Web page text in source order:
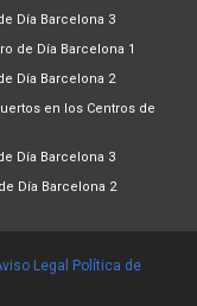
Día Barcelona 3
de Día Barcelona 1
Día Barcelona 2
en los Centros de
Día Barcelona 3
Día Barcelona 2
Legal
Política de